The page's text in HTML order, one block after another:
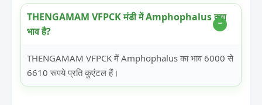
THENGAMAM VFPCK मंडी में Amphophalus क्या
भाव है?
THENGAMAM VFPCK में Amphophalus का भाव 6000 से
6610 रूपये प्रति कुएंटल हैं।